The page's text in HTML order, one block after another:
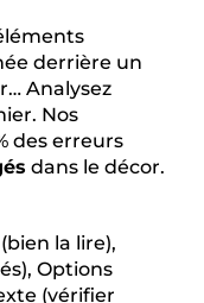
derrière un
Analysez
Nos
des erreurs
dans le décor.
la lire),
Options
(vérifier